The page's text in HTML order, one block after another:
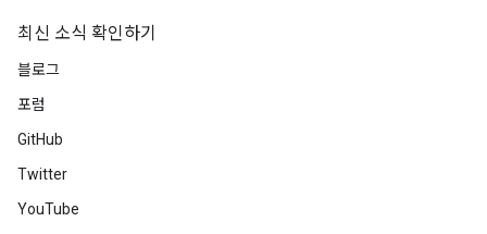
최신 소식 확인하기
블로그
포럼
GitHub
Twitter
YouTube